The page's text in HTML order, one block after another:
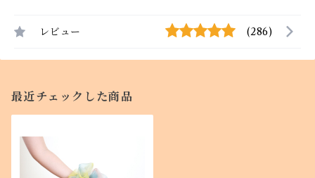
レビュー (286)
最近チェックした商品